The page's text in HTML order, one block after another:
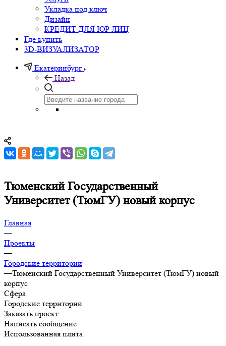
Укладка под ключ
Дизайн
КРЕДИТ ДЛЯ ЮР ЛИЦ
Где купить
3D-ВИЗУАЛИЗАТОР
Екатеринбург
Назад
Тюменский Государственный
Университет (ТюмГУ) новый корпус
Главная
—
Проекты
—
Городские территории
—Тюменский Государственный Университет (ТюмГУ) новый
корпус
Сфера
Городские территории
Заказать проект
Написать сообщение
Использованная плита: